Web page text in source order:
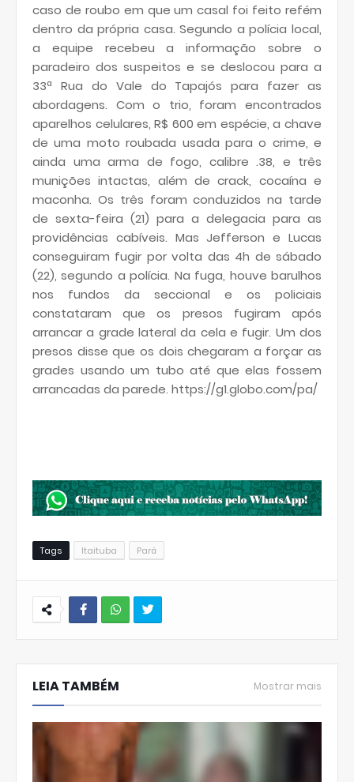
caso de roubo em que um casal foi feito refém
dentro da própria casa. Segundo a polícia local,
a equipe recebeu a informação sobre o
paradeiro dos suspeitos e se deslocou para a
33ª Rua do Vale do Tapajós para fazer as
abordagens. Com o trio, foram encontrados
aparelhos celulares, R$ 600 em espécie, a chave
de uma moto roubada usada para o crime, e
ainda uma arma de fogo, calibre .38, e três
munições intactas, além de crack, cocaína e
maconha. Os três foram conduzidos na tarde
de sexta-feira (21) para a delegacia para as
providências cabíveis. Mas Jefferson e Lucas
conseguiram fugir por volta das 4h de sábado
(22), segundo a polícia. Na fuga, houve barulhos
nos fundos da seccional e os policiais
constataram que os presos fugiram após
arrancar a grade lateral da cela e fugir. Um dos
presos disse que os dois chegaram a forçar as
grades usando um tubo até que elas fossem
arrancadas da parede. https://g1.globo.com/pa/
Tags Itaituba Pará
hats
Ap
LEIA TAMBÉM Mostrar mais